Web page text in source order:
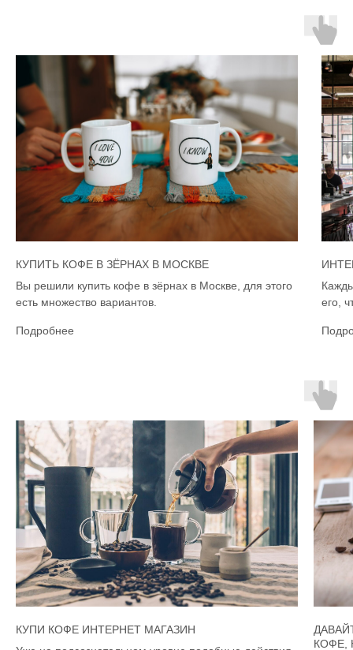
КУПИТЬ КОФЕ В ЗЁРНАХ В МОСКВЕ
Вы решили купить кофе в зёрнах в Москве, для этого
есть множество вариантов.
Подробнее
его,
КУПИ КОФЕ ИНТЕРНЕТ МАГАЗИН
КОФЕ,